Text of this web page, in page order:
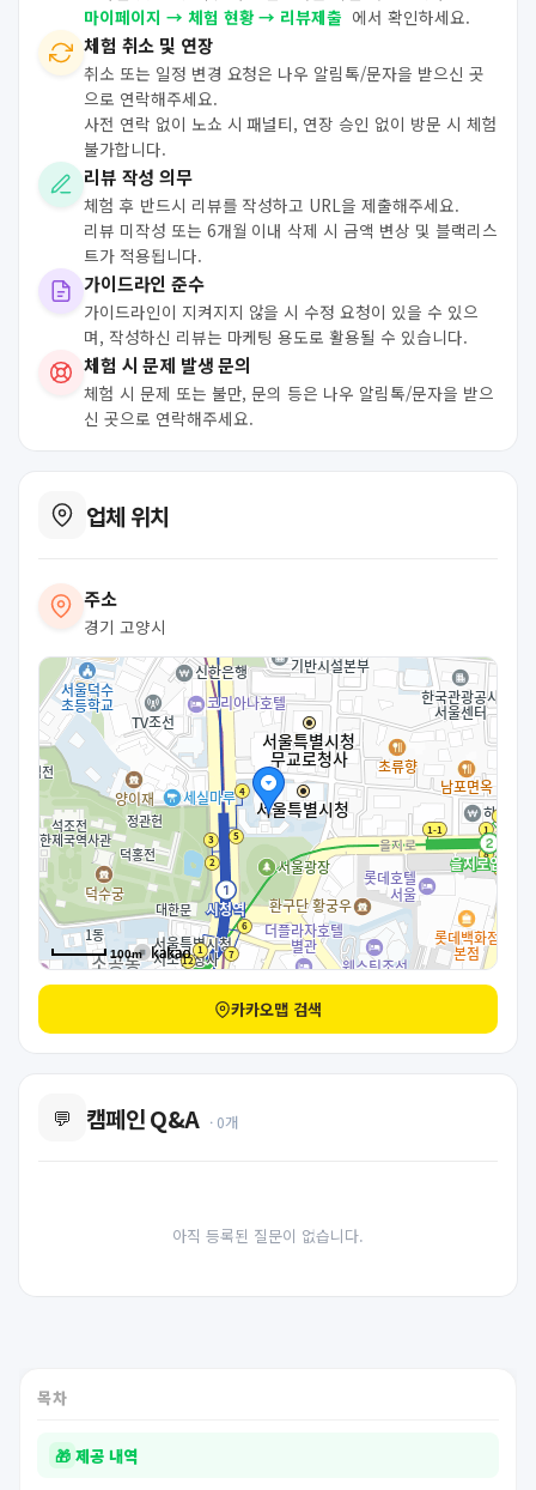
마이페이지 → 체험 현황 → 리뷰제출 에서 확인하세요.
체험 취소 및 연장
취소 또는 일정 변경 요청은 나우 알림톡/문자을 받으신 곳
으로 연락해주세요.
사전 연락 없이 노쇼 시 패널티, 연장 승인 없이 방문 시 체험
불가합니다.
리뷰 작성 의무
체험 후 반드시 리뷰를 작성하고 URL을 제출해주세요.
리뷰 미작성 또는 6개월 이내 삭제 시 금액 변상 및 블랙리스
트가 적용됩니다.
가이드라인 준수
가이드라인이 지켜지지 않을 시 수정 요청이 있을 수 있으
며, 작성하신 리뷰는 마케팅 용도로 활용될 수 있습니다.
체험 시 문제 발생 문의
체험 시 문제 또는 불만, 문의 등은 나우 알림톡/문자을 받으
신 곳으로 연락해주세요.
업체 위치
주소
경기 고양시
100m
카카오맵 검색
💬 캠페인 Q&A · 0개
아직 등록된 질문이 없습니다.
목차
🎁 제공 내역